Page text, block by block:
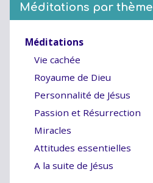
Méditations par thème
Méditations
Vie cachée
Royaume de Dieu
Personnalité de Jésus
Passion et Résurrection
Miracles
Attitudes essentielles
A la suite de Jésus